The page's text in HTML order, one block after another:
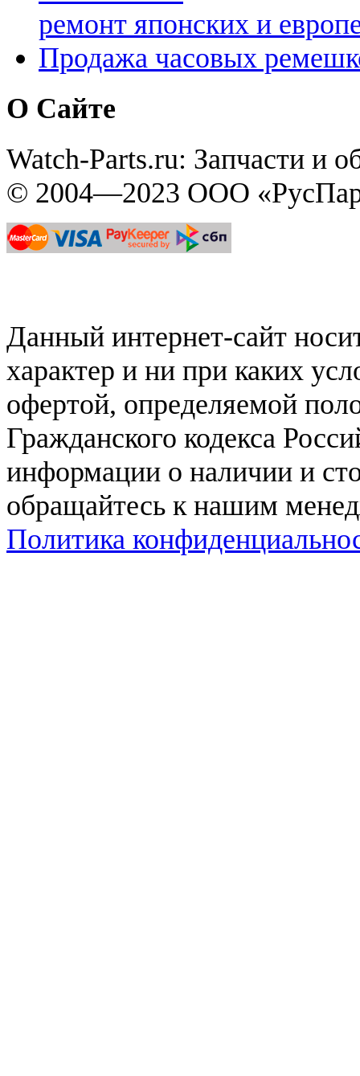
ремонт японских и
Продажа часовых
О Сайте
Watch-Parts.ru: Запчасти и
© 2004—2023 ООО
Данный интернет-сайт
характер и ни при каких
офертой, определяемой
Гражданского кодекса
информации о наличии и
обращайтесь к нашим
Политика